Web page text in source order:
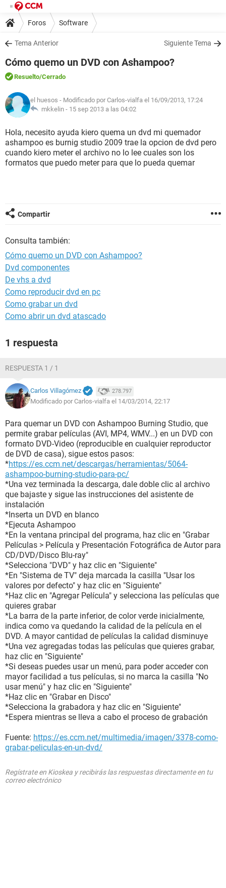
Foros Software
Tema Anterior Siguiente Tema
Cómo quemo un DVD con Ashampoo?
Resuelto/Cerrado
el huesos - Modificado por Carlos-vialfa el 16/09/2013, 17:24
mkkelin - 15 sep 2013 a las 04:02
Hola, necesito ayuda kiero quema un dvd mi quemador
ashampoo es burnig studio 2009 trae la opcion de dvd pero
cuando kiero meter el archivo no lo lee cuales son los
formatos que puedo meter para que lo pueda quemar
Compartir
Consulta también:
Cómo quemo un DVD con Ashampoo?
Dvd componentes
De vhs a dvd
Como reproducir dvd en pc
Como grabar un dvd
Como abrir un dvd atascado
1 respuesta
RESPUESTA 1 / 1
Carlos Villagómez 278.797
Modificado por Carlos-vialfa el 14/03/2014, 22:17
Para quemar un DVD con Ashampoo Burning Studio, que
permite grabar películas (AVI, MP4, WMV...) en un DVD con
formato DVD-Video (reproducible en cualquier reproductor
de DVD de casa), sigue estos pasos:
*https://es.ccm.net/descargas/herramientas/5064-
ashampoo-burning-studio-para-pc/
*Una vez terminada la descarga, dale doble clic al archivo
que bajaste y sigue las instrucciones del asistente de
instalación
*Inserta un DVD en blanco
*Ejecuta Ashampoo
*En la ventana principal del programa, haz clic en "Grabar
Películas > Película y Presentación Fotográfica de Autor para
CD/DVD/Disco Blu-ray"
*Selecciona "DVD" y haz clic en "Siguiente"
*En "Sistema de TV" deja marcada la casilla "Usar los
valores por defecto" y haz clic en "Siguiente"
*Haz clic en "Agregar Película" y selecciona las películas que
quieres grabar
*La barra de la parte inferior, de color verde inicialmente,
indica como va quedando la calidad de la película en el
DVD. A mayor cantidad de películas la calidad disminuye
*Una vez agregadas todas las películas que quieres grabar,
haz clic en "Siguiente"
*Si deseas puedes usar un menú, para poder acceder con
mayor facilidad a tus películas, si no marca la casilla "No
usar menú" y haz clic en "Siguiente"
*Haz clic en "Grabar en Disco"
*Selecciona la grabadora y haz clic en "Siguiente"
*Espera mientras se lleva a cabo el proceso de grabación
Fuente: https://es.ccm.net/multimedia/imagen/3378-como-
grabar-peliculas-en-un-dvd/
Regístrate en Kioskea y recibirás las respuestas directamente en tu
correo electrónico